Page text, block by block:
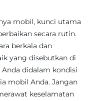
mobil, kunci utama
secara rutin.
berkala dan
yang disebutkan di
didalam kondisi
mobil Anda. Jangan
keselamatan